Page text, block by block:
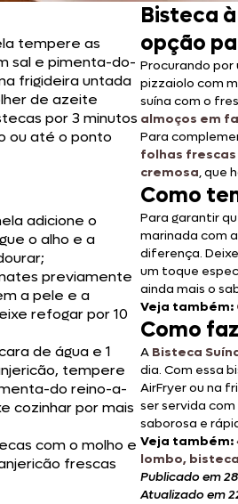
tempere as
sal e pimenta-do-
frigideira untada
de azeite
por 3 minutos
ou até o ponto
adicione o
o alho e a
previamente
a pele e a
refogar por 10
de água e 1
tempere
do reino-a-
cozinhar por mais
com o molho e
frescas
Bisteca
opção
Procurando por
pizzaiolo com
suína com o
almoços em
Para
folhas frescas
cremosa, que
Como
Para garantir
marinada com
diferença.
um toque
ainda mais o
Veja também:
Como
A Bisteca
dia. Com essa
AirFryer ou na
ser servida
saborosa e
Veja também:
lombo,
Publicado em
Atualizado em